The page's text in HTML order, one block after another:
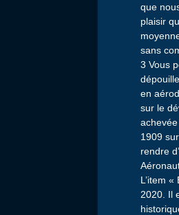
que
plaisir
sans
3 Vous
en
sur le
1909
rendre
L’item
2020. Il